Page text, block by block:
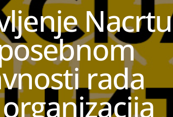
Nacrtu
rada